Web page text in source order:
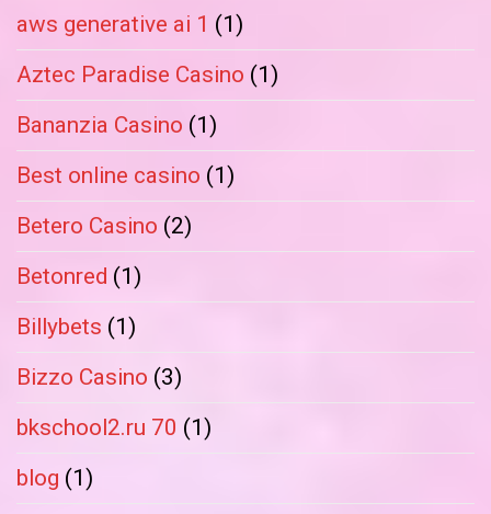
aws generative ai 1 (1)
Aztec Paradise Casino (1)
Bananzia Casino (1)
Best online casino (1)
Betero Casino (2)
Betonred (1)
Billybets (1)
Bizzo Casino (3)
bkschool2.ru 70 (1)
blog (1)